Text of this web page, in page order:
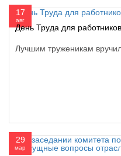
17
авг
День Труда для
Лучшим труженикам
29
мар